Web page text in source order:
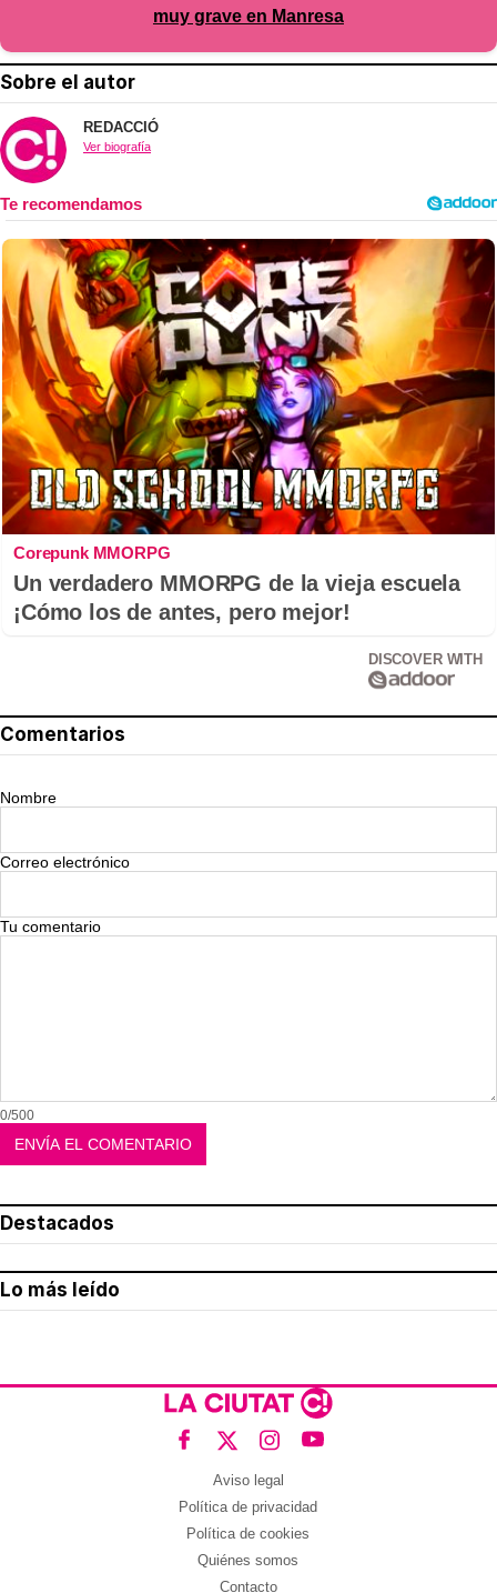
muy grave en Manresa
Sobre el autor
REDACCIÓ
Ver biografía
Corepunk MMORPG
Un verdadero MMORPG de la vieja escuela
¡Cómo los de antes, pero mejor!
DISCOVER WITH
Comentarios
Nombre
Correo electrónico
Tu comentario
0/500
Destacados
Lo más leído
Aviso legal
Política de privacidad
Política de cookies
Quiénes somos
Contacto